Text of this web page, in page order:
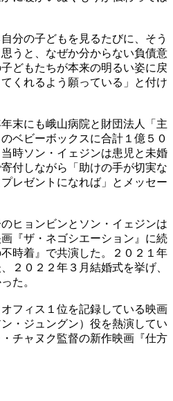
分の子どもを見るたびに、そう
うと、なぜか分からない負債意
どもたちが本来の明るい姿に戻
くれるよう願っている」と付け
末にも峨山病院と財団法人「主
ベビーボックスに合計１億５０
時ソン・イェジンは患児と未婚
付しながら「助けの手が切実な
レゼントになれば」とメッセー
ヒョンビンとソン・イェジンは
『ザ・ネゴシエーション』に続
時着』で共演した。２０２１年
２０２２年３月結婚式を挙げ、
た。
フィス１位を記録している映画
・ジュングン）役を熱演してい
チャヌク監督の新作映画『仕方